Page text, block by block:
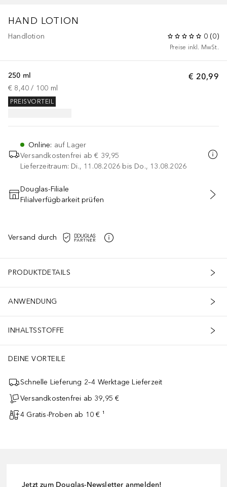
HAND LOTION
Handlotion 0 (0)
Preise inkl. MwSt.
€ 20,99
250 ml
€ 8,40 / 100 ml
PREISVORTEIL
Online: auf Lager
Versandkostenfrei ab € 39,95
Lieferzeitraum: Di., 11.08.2026 bis Do., 13.08.2026
IN DEN WARENKORB
Douglas-Filiale
Filialverfügbarkeit prüfen
Versand durch
PRODUKTDETAILS
ANWENDUNG
INHALTSSTOFFE
DEINE VORTEILE
Schnelle Lieferung 2–4 Werktage Lieferzeit
Versandkostenfrei ab 39,95 €
4 Gratis-Proben ab 10 € ¹
Jetzt zum Douglas-Newsletter anmelden!